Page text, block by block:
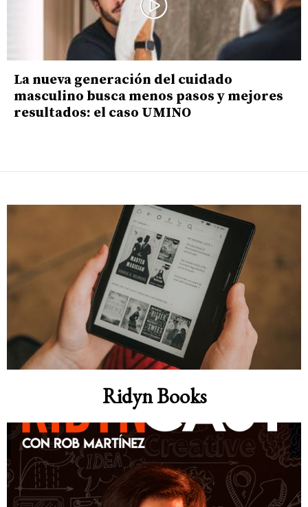
La nueva generación del cuidado
masculino busca menos pasos y mejores
resultados: el caso UMINO
Ridyn Books